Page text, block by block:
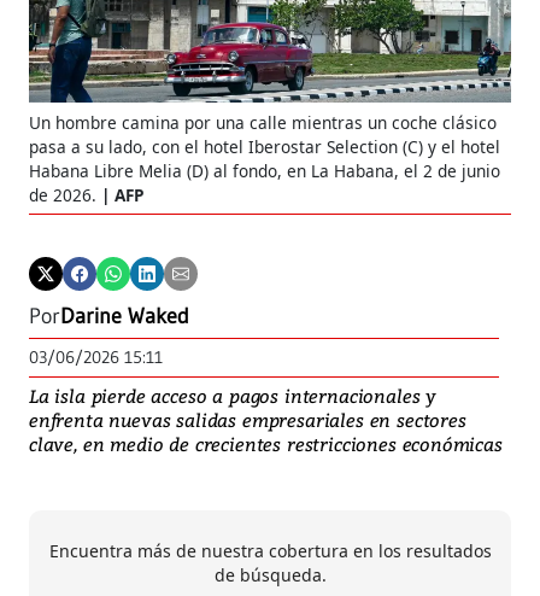
Un hombre camina por una calle mientras un coche clásico
pasa a su lado, con el hotel Iberostar Selection (C) y el hotel
Habana Libre Melia (D) al fondo, en La Habana, el 2 de junio
de 2026.
AFP
PorDarine Waked
03/06/2026 15:11
La isla pierde acceso a pagos internacionales y
enfrenta nuevas salidas empresariales en sectores
clave, en medio de crecientes restricciones económicas
Encuentra más de nuestra cobertura en los resultados
de búsqueda.